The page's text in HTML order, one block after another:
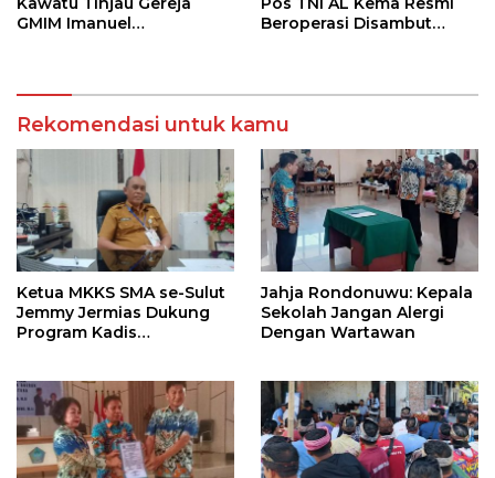
GMIM Imanuel
bagi Jemaat
Beroperasi Disambut
Rekomendasi untuk kamu
Ketua MKKS SMA se-Sulut
Jemmy Jermias Dukung
Program Kadis
Jahja Rondonuwu: Kepala
Sekolah Jangan Alergi
Dengan Wartawan